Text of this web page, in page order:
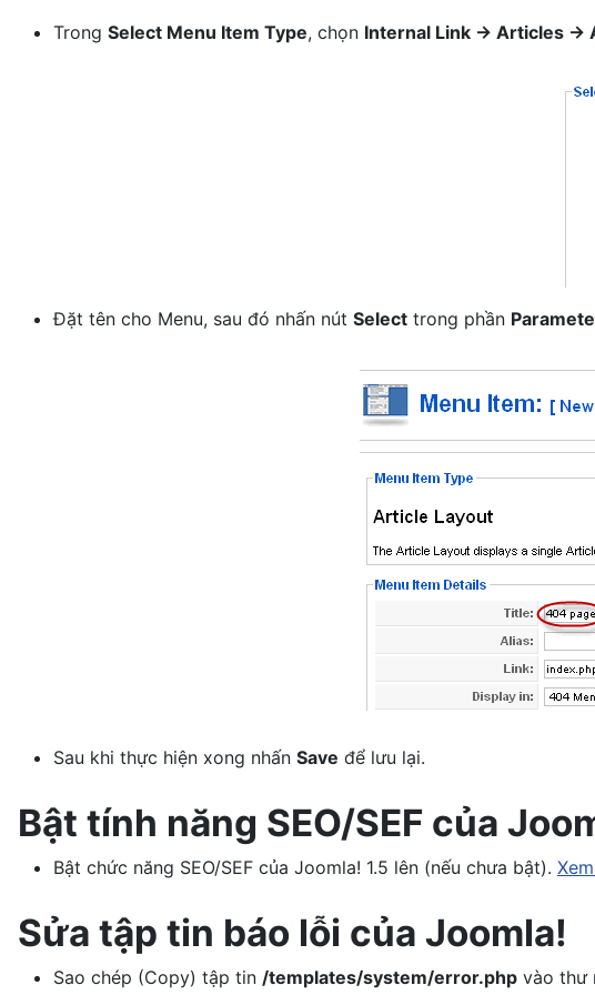
Trong Select Menu Item Type, chọn Internal Link -> Articles -
Đặt tên cho Menu, sau đó nhấn nút Select trong phần
Sau khi thực hiện xong nhấn Save để lưu lại.
Bật tính năng SEO/SEF của
Bật chức năng SEO/SEF của Joomla! 1.5 lên (nếu chưa bật).
Sửa tập tin báo lỗi của Joomla!
Sao chép (Copy) tập tin /templates/system/error.php vào thư